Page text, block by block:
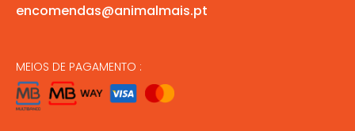
encomendas@animalmais.pt
MEIOS DE PAGAMENTO :